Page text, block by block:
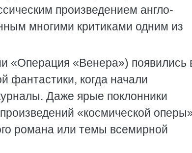
произведением англо-
многими критиками одним из
«Операция «Венера») появились
фантастики, когда начали
Даже ярые поклонники
«космической
романа или темы всемирной